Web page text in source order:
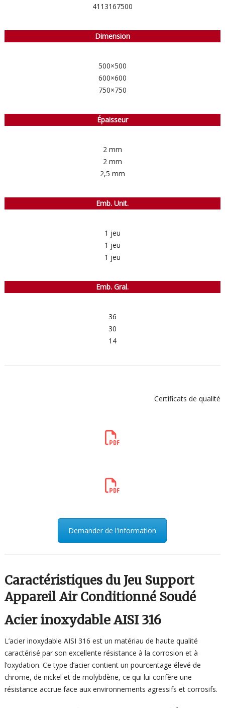
4113167500
Dimension
500×500
600×600
750×750
Épaisseur
2 mm
2 mm
2,5 mm
Emb. Unit.
1 jeu
1 jeu
1 jeu
Emb. Gral.
36
30
14
Certificats de qualité
Demander de l'information
Caractéristiques du Jeu Support
Appareil Air Conditionné Soudé
Acier inoxydable AISI 316
L’acier inoxydable AISI 316 est un matériau de haute qualité
caractérisé par son excellente résistance à la corrosion et à
l’oxydation. Ce type d’acier contient un pourcentage élevé de
chrome, de nickel et de molybdène, ce qui lui confère une
résistance accrue face aux environnements agressifs et corrosifs.